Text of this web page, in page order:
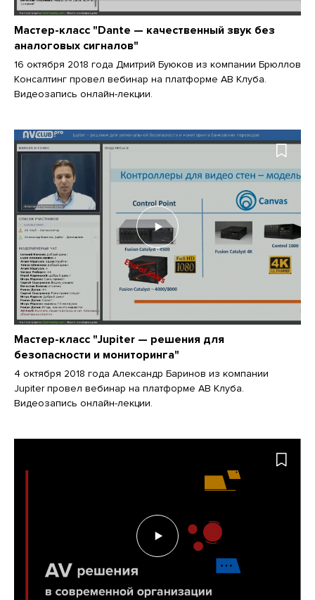
Мастер-класс "Dante — качественный звук без
аналоговых сигналов"
16 октября 2018 года Дмитрий Буюков из компании Брюллов
Консалтинг провел вебинар на платформе АВ Клуба.
Видеозапись онлайн-лекции.
Мастер-класс "Jupiter — решения для
безопасности и мониторинга"
4 октября 2018 года Александр Баринов из компании
Jupiter провел вебинар на платформе АВ Клуба.
Видеозапись онлайн-лекции.